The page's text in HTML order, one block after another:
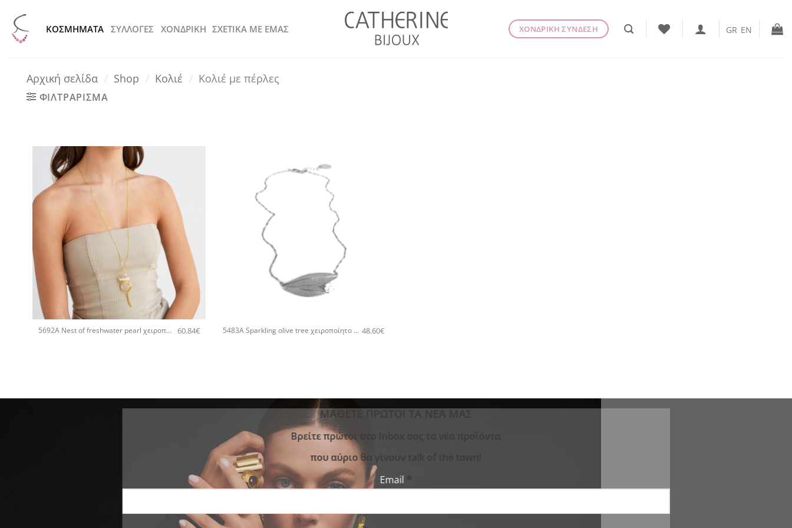
στο
περιεχόμενο
KOΣΜΗΜΑΤΑ ΣΥΛΛΟΓΕΣ ΧΟΝΔΡΙΚΗ ΣΧΕΤΙΚΑ ΜΕ ΕΜΑΣ ΧΟΝΔΡΙΚΗ ΣΥΝΔΕΣΗ GR EN
Αρχική σελίδα / Shop / Κολιέ / Κολιέ με πέρλες
ΦΙΛΤΡΑΡΙΣΜΑ
5692A Nest of freshwater pearl χειροποίητο κολιέ Catherine bijoux Χρυσό 60.84€ 5483A Sparkling olive tree χειροποίητο κολιέ Catherine bijoux Ασημί 48.60€
ΜΑΘΕΤΕ ΠΡΩΤΟΙ ΤΑ ΝΕΑ ΜΑΣ
Bρείτε πρώτοι στο Inbox σας τα νέα προϊόντα
που αύριο θα γίνουν talk of the town!
Email